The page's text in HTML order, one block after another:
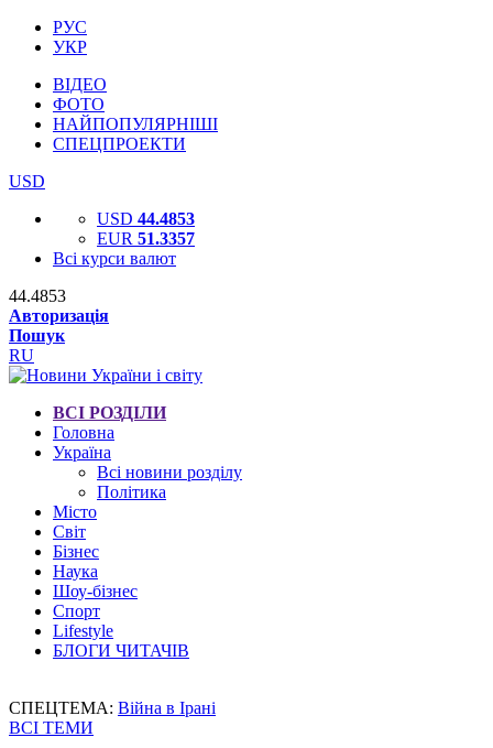
РУС
УКР
ВІДЕО
ФОТО
НАЙПОПУЛЯРНІШІ
СПЕЦПРОЕКТИ
USD
USD 44.4853
EUR 51.3357
Всі курси валют
44.4853
Авторизація
Пошук
RU
ВСІ РОЗДІЛИ
Головна
Україна
Всі новини розділу
Політика
Місто
Світ
Бізнес
Наука
Шоу-бізнес
Спорт
Lifestyle
БЛОГИ ЧИТАЧІВ
СПЕЦТЕМА: Війна в Ірані
ВСІ ТЕМИ